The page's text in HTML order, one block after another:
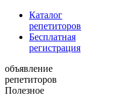
Каталог
репетиторов
Бесплатная
регистрация
объявление
репетиторов
Полезное